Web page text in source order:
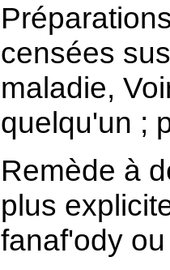
censées
maladie,
quelqu'un ;
Remède à
plus
fanaf'ody